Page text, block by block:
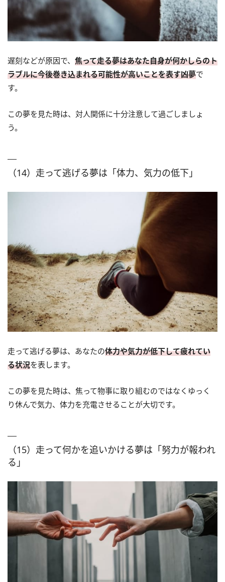
遅刻などが原因で、 焦って走る夢はあなた自身が何かしらのト
ラブルに今後巻き込まれる可能性が高いことを表す凶夢で
す。
この夢を見た時は、対人関係に十分注意して過ごしましょ
う。
（14）走って逃げる夢は「体力、気力の低下」
走って逃げる夢は、あなたの体力や気力が低下して疲れてい
る状況を表します。
この夢を見た時は、焦って物事に取り組むのではなくゆっく
り休んで気力、体力を充電させることが大切です。
（15）走って何かを追いかける夢は「努力が報われ
る」